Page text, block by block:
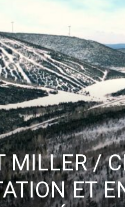
MILLER /
ET